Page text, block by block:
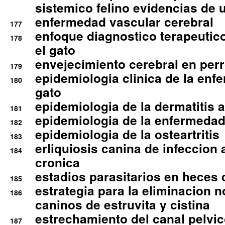
sistemico felino evidencias de
177 enfermedad vascular cerebral
178
enfoque diagnostico
el gato
179 envejecimiento cerebral en
180
epidemiologia clinica de la
gato
181 epidemiologia de la dermatitis
182 epidemiologia de la
183 epidemiologia de la osteartritis
184
erliquiosis canina de infeccion
cronica
185 estadios parasitarios en heces
186
estrategia para la eliminacion
caninos de estruvita y cistina
187
estrechamiento del canal